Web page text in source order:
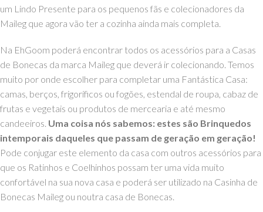
um Lindo Presente para os pequenos fãs e colecionadores da
Maileg que agora vão ter a cozinha ainda mais completa.
Na EhGoom poderá encontrar todos os acessórios para a Casas
de Bonecas da marca Maileg que deverá ir colecionando. Temos
muito por onde escolher para completar uma Fantástica Casa:
camas, berços, frigoríficos ou fogões, estendal de roupa, cabaz de
frutas e vegetais ou produtos de mercearia e até mesmo
candeeiros. Uma coisa nós sabemos: estes são Brinquedos
intemporais daqueles que passam de geração em geração!
Pode conjugar este elemento da casa com outros acessórios para
que os Ratinhos e Coelhinhos possam ter uma vida muito
confortável na sua nova casa e poderá ser utilizado na Casinha de
Bonecas Maileg ou noutra casa de Bonecas.